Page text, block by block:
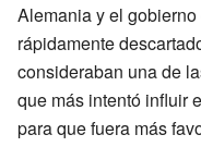
Alemania y el
rápidamente
consideraban una de
que más intentó influir
para que fuera más